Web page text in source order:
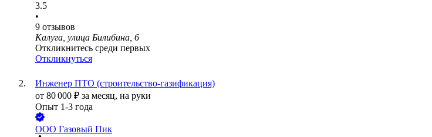
3.5
•
9 отзывов
Калуга, улица Билибина, 6
Откликнитесь среди первых
Откликнуться
Инженер ПТО (строительство-газификация)
от 80 000 ₽ за месяц, на руки
Опыт 1-3 года
ООО Газовый Пик